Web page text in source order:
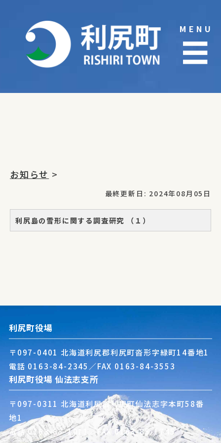
content
MENU
☰
お知らせ >
最終更新日: 2024年08月05日
利尻島の雪形に関する調査研究 （１）
利尻町役場
〒097-0401 北海道利尻郡利尻町沓形字緑町14番地1
電話 0163-84-2345 ／FAX 0163-84-3553
利尻町役場 仙法志支所
〒097-0311 北海道利尻郡利尻町仙法志字本町58番
地1
電話0163-85-1011 ／FAX 0163-85-1745